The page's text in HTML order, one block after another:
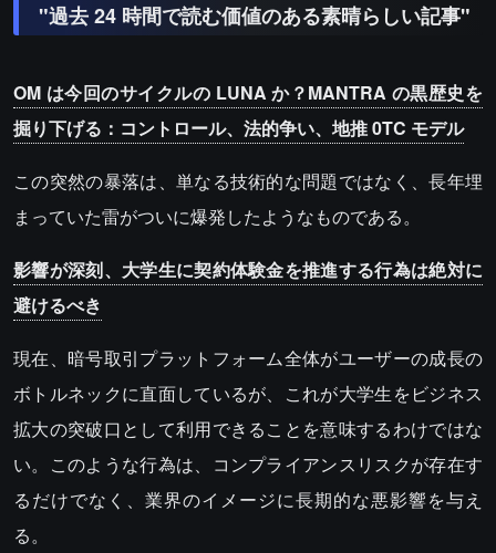
"過去 24 時間で読む価値のある素晴らしい記事"
OM は今回のサイクルの LUNA か？MANTRA の黒歴史を
掘り下げる：コントロール、法的争い、地推 0TC モデル
この突然の暴落は、単なる技術的な問題ではなく、長年埋
まっていた雷がついに爆発したようなものである。
影響が深刻、大学生に契約体験金を推進する行為は絶対に
避けるべき
現在、暗号取引プラットフォーム全体がユーザーの成長の
ボトルネックに直面しているが、これが大学生をビジネス
拡大の突破口として利用できることを意味するわけではな
い。このような行為は、コンプライアンスリスクが存在す
るだけでなく、業界のイメージに長期的な悪影響を与え
る。